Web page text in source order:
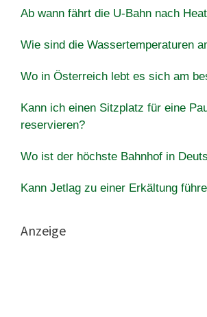
Ab wann fährt die U-Bahn nach
Wie sind die Wassertemperaturen
Wo in Österreich lebt es sich am
Kann ich einen Sitzplatz für eine
reservieren?
Wo ist der höchste Bahnhof in
Kann Jetlag zu einer Erkältung
Anzeige